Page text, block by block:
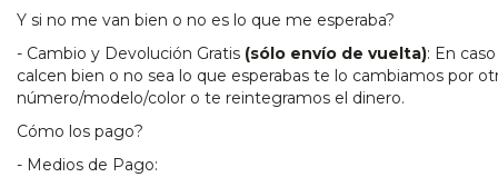
Y si no me van bien o no es lo que me esperaba?
- Cambio y Devolución Gratis (sólo envío de vuelta): En
calcen bien o no sea lo que esperabas te lo cambiamos por
número/modelo/color o te reintegramos el dinero.
Cómo los pago?
- Medios de Pago: